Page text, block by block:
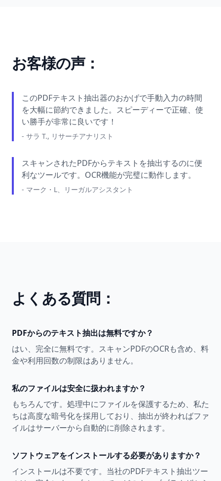
お客様の声：
このPDFテキスト抽出器のおかげで手動入力の時間
を大幅に節約できました。スピーディーで正確、使
い勝手が非常に良いです！
- サラ T., リサーチアナリスト
スキャンされたPDFからテキストを抽出するのに便
利なツールです。OCR機能が完璧に動作します。
- マーク・L、リーガルアシスタント
よくある質問：
PDFからのテキスト抽出は無料ですか？
はい、完全に無料です。スキャンPDFのOCRも含め、料
金や利用回数の制限はありません。
私のファイルは安全に扱われますか？
もちろんです。処理中にファイルを保護するため、私た
ちは高度な暗号化を採用しており、抽出が終わればファ
イルはサーバーから自動的に削除されます。
ソフトウェアをインストールする必要がありますか？
インストールは不要です。当社のPDFテキスト抽出ツー